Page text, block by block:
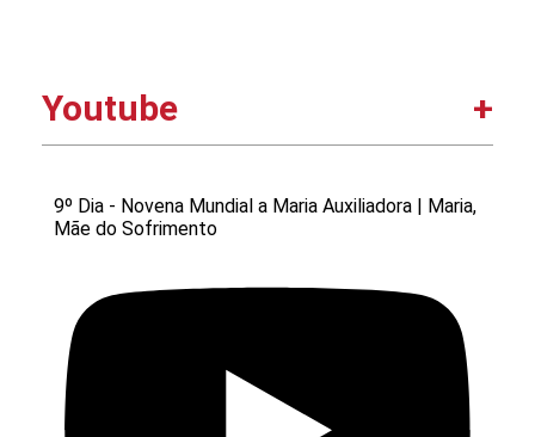
Youtube
9º Dia - Novena Mundial a Maria Auxiliadora | Maria,
Mãe do Sofrimento